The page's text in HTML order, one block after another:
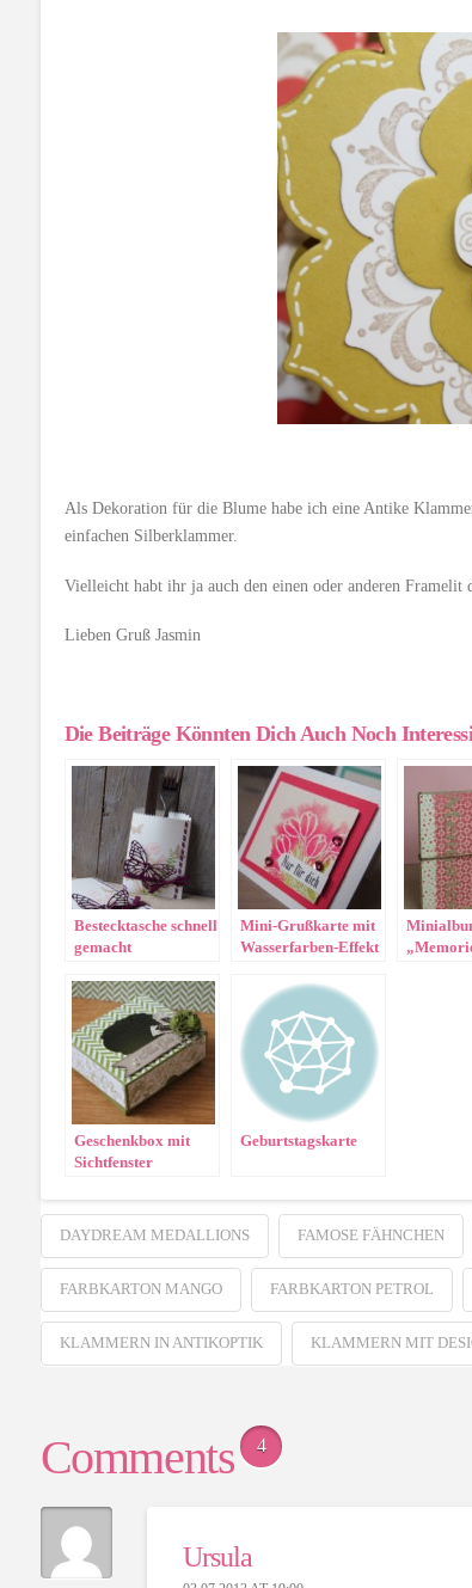
Als Dekoration für die Blume habe ich eine Antike
einfachen Silberklammer.
Vielleicht habt ihr ja auch den einen oder anderen Framelit
Lieben Gruß Jasmin
Die Beiträge Könnten Dich Auch Noch
Bestecktasche schnell
gemacht
Mini-Grußkarte mit
Wasserfarben-Effekt
Geschenkbox mit
Sichtfenster
Geburtstagskarte
DAYDREAM MEDALLIONS FAMOSE FÄHNCHEN
FARBKARTON MANGO FARBKARTON PETROL
KLAMMERN IN ANTIKOPTIK KLAMMERN MIT
Comments 4
Ursula